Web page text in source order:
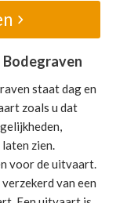
staat dag en
zoals u dat
zien.
voor de uitvaart.
van een